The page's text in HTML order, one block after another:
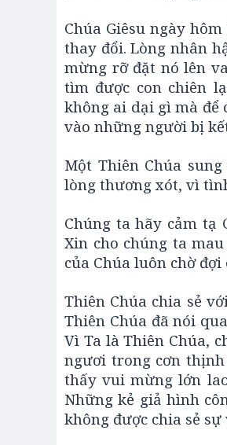
Chúa Giêsu ngày
thay đổi. Lòng nhân
mừng rỡ đặt nó lên
tìm được con chiên
không ai dại gì mà để
vào những người bị
Một Thiên Chúa
lòng thương xót, vì
Chúng ta hãy cảm tạ
Xin cho chúng ta
của Chúa luôn chờ
Thiên Chúa chia sẻ
Thiên Chúa đã nói
Vì Ta là Thiên Chúa,
ngươi trong cơn
thấy vui mừng lớn
Những kẻ giả hình
không được chia sẻ